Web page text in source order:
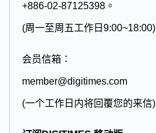
+886-02-87125398。
(周一至周五工作日9:00~18:00)
会员信箱：
member@digitimes.com
(一个工作日内将回覆您的来信)